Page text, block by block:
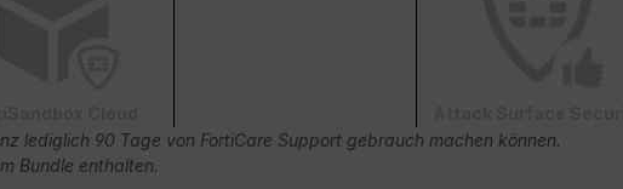
lediglich 90 Tage von FortiCare Support gebrauch machen können.
Bundle enthalten.